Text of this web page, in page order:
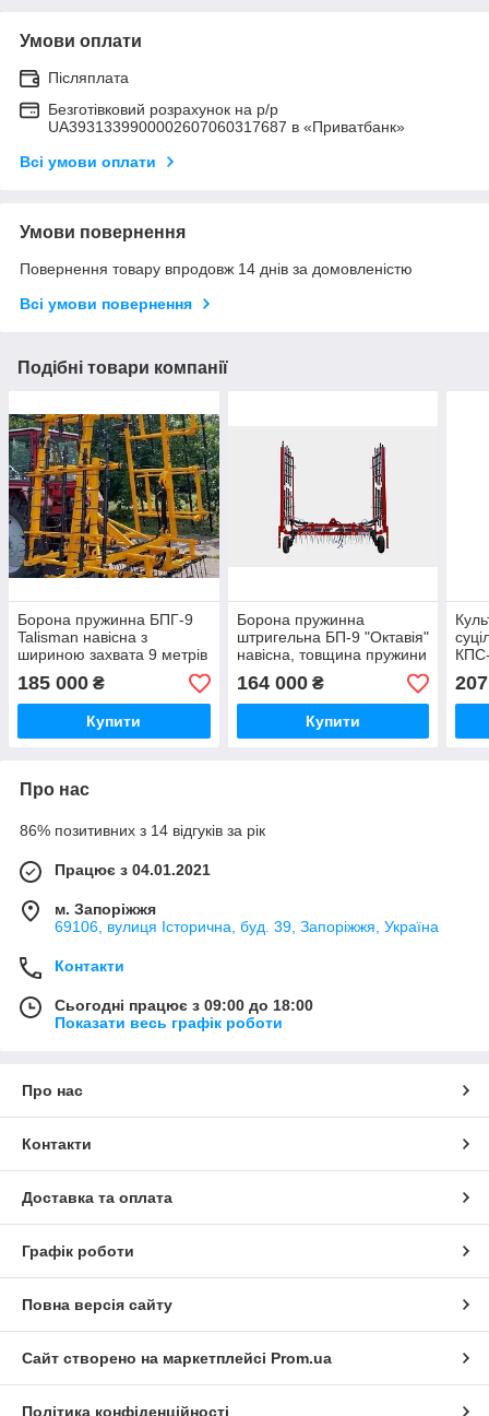
Умови оплати
Післяплата
Безготівковий розрахунок на р/р
UA3931339900002607060317687 в «Приватбанк»
Всі умови оплати
Умови повернення
Повернення товару впродовж 14 днів за домовленістю
Всі умови повернення
Подібні товари компанії
Борона пружинна БПГ-9
Talisman навісна з
шириною захвата 9 метрів
185 000 ₴
Купити
Борона пружинна
штригельна БП-9 "Октавія"
навісна, товщина пружини
7 мм, з шириною захвата
9 метрів
164 000₴
Купити
Про нас
86% позитивних з 14 відгуків за рік
Працює з 04.01.2021
м. Запоріжжя
69106, вулиця Історична, буд. 39, Запоріжжя, Україна
Контакти
Сьогодні працює з 09:00 до 18:00
Показати весь графік роботи
Про нас
Контакти
Доставка та оплата
Графік роботи
Повна версія сайту
Сайт створено на маркетплейсі Prom.ua
Політика конфіденційності